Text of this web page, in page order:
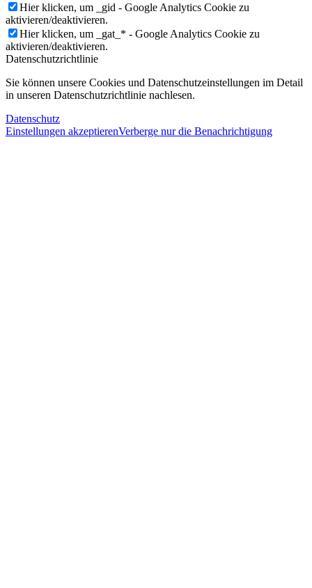
Hier klicken, um _gid - Google Analytics Cookie zu
aktivieren/deaktivieren.
Hier klicken, um _gat_* - Google Analytics Cookie zu
aktivieren/deaktivieren.
Datenschutzrichtlinie
Sie können unsere Cookies und Datenschutzeinstellungen im Detail
in unseren Datenschutzrichtlinie nachlesen.
Datenschutz
Einstellungen akzeptierenVerberge nur die Benachrichtigung